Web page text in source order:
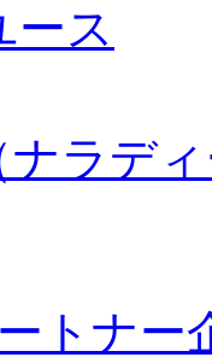
ース
ナラデ
トナー